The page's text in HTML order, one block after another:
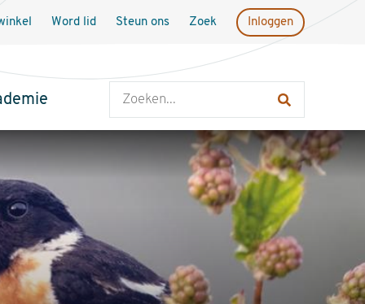
Word lid Steun ons Zoek Inloggen